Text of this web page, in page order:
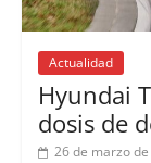
Actualidad
Hyundai
dosis de
26 de marzo